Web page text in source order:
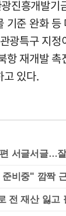
진흥개발기
기준 완화
광특구 지정
항 재개발 촉
고 있다.
서글서글…
비중" 깜짝
전 재산 잃고